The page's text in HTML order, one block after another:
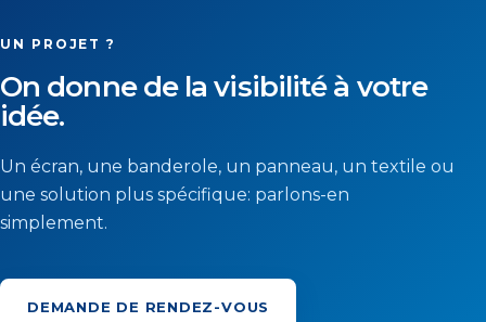
UN PROJET ?
On donne de la visibilité à votre
idée.
Un écran, une banderole, un panneau, un textile ou
une solution plus spécifique: parlons-en
simplement.
DEMANDE DE RENDEZ-VOUS